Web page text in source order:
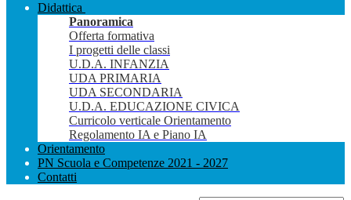
Didattica
Panoramica
Offerta formativa
I progetti delle classi
U.D.A. INFANZIA
UDA PRIMARIA
UDA SECONDARIA
U.D.A. EDUCAZIONE CIVICA
Curricolo verticale Orientamento
Regolamento IA e Piano IA
Orientamento
PN Scuola e Competenze 2021 - 2027
Contatti